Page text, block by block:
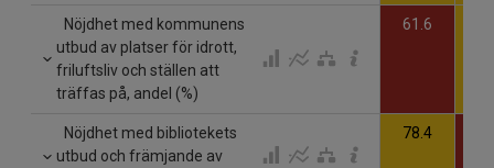
Nöjdhet med kommunens
utbud av platser för idrott,
friluftsliv och ställen att
träffas på, andel (%)
61.6
Nöjdhet med bibliotekets
utbud och främjande av
78.4